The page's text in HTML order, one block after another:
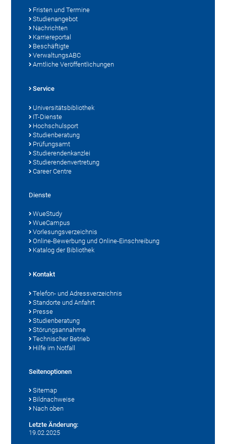
Fristen und Termine
Studienangebot
Nachrichten
Karriereportal
Beschäftigte
VerwaltungsABC
Amtliche Veröffentlichungen
Service
Universitätsbibliothek
IT-Dienste
Hochschulsport
Studienberatung
Prüfungsamt
Studierendenkanzlei
Studierendenvertretung
Career Centre
Dienste
WueStudy
WueCampus
Vorlesungsverzeichnis
Online-Bewerbung und Online-Einschreibung
Katalog der Bibliothek
Kontakt
Telefon- und Adressverzeichnis
Standorte und Anfahrt
Presse
Studienberatung
Störungsannahme
Technischer Betrieb
Hilfe im Notfall
Seitenoptionen
Sitemap
Bildnachweise
Nach oben
Letzte Änderung:
19.02.2025